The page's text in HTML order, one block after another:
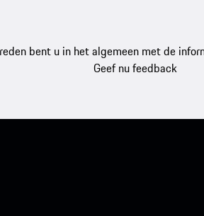
bent u in het algemeen met de
Geef nu feedback